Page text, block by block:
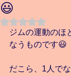
😃
5つ星のうち
ジムの運動のほ
なうものです😃
だこら、1人で